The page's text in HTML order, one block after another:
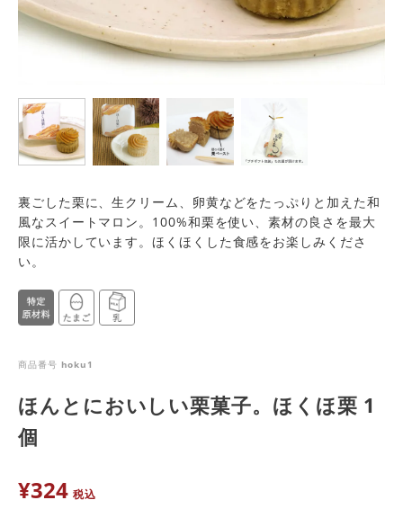
裏ごした栗に、生クリーム、卵黄などをたっぷりと加えた和
風なスイートマロン。100%和栗を使い、素材の良さを最大
限に活かしています。ほくほくした食感をお楽しみくださ
い。
商品番号 hoku1
ほんとにおいしい栗菓子。ほくほ栗 1
個
¥324 税込